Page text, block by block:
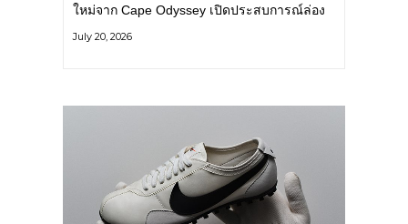
ใหม่จาก Cape Odyssey เปิดประสบการณ์ล่อง
ไป ผสานความสะดวกสบายแบบโรงแรมระดับ
July 20, 2026